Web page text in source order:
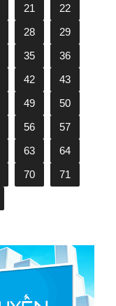
21
22
28
29
35
36
42
43
49
50
56
57
63
64
70
71